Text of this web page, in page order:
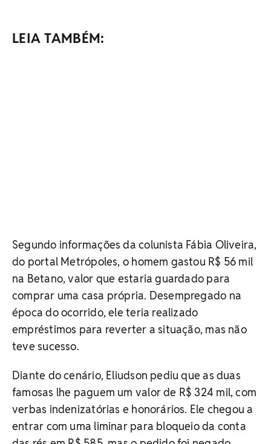
LEIA TAMBÉM:
Segundo informações da colunista Fábia Oliveira,
do portal Metrópoles, o homem gastou R$ 56 mil
na Betano, valor que estaria guardado para
comprar uma casa própria. Desempregado na
época do ocorrido, ele teria realizado
empréstimos para reverter a situação, mas não
teve sucesso.
Diante do cenário, Eliudson pediu que as duas
famosas lhe paguem um valor de R$ 324 mil, com
verbas indenizatórias e honorários. Ele chegou a
entrar com uma liminar para bloqueio da conta